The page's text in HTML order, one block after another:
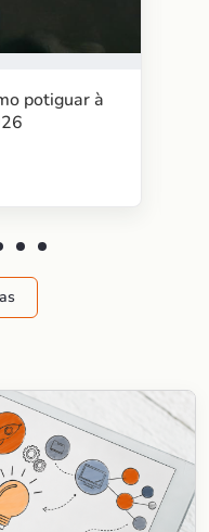
potiguar à